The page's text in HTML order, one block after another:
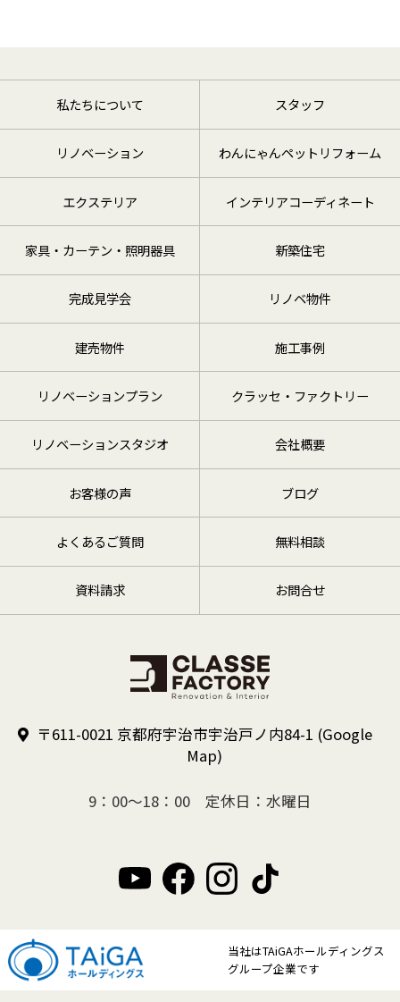
私たちについて スタッフ
リノベーション わんにゃんペットリフォーム
エクステリア インテリアコーディネート
家具・カーテン・照明器具 新築住宅
完成見学会 リノベ物件
建売物件 施工事例
リノベーションプラン クラッセ・ファクトリー
リノベーションスタジオ 会社概要
お客様の声 ブログ
よくあるご質問 無料相談
資料請求 お問合せ
〒611-0021 京都府宇治市宇治戸ノ内84-1 (Google
Map)
9：00～18：00 定休日：水曜日
当社はTAiGAホールディングス
グループ企業です